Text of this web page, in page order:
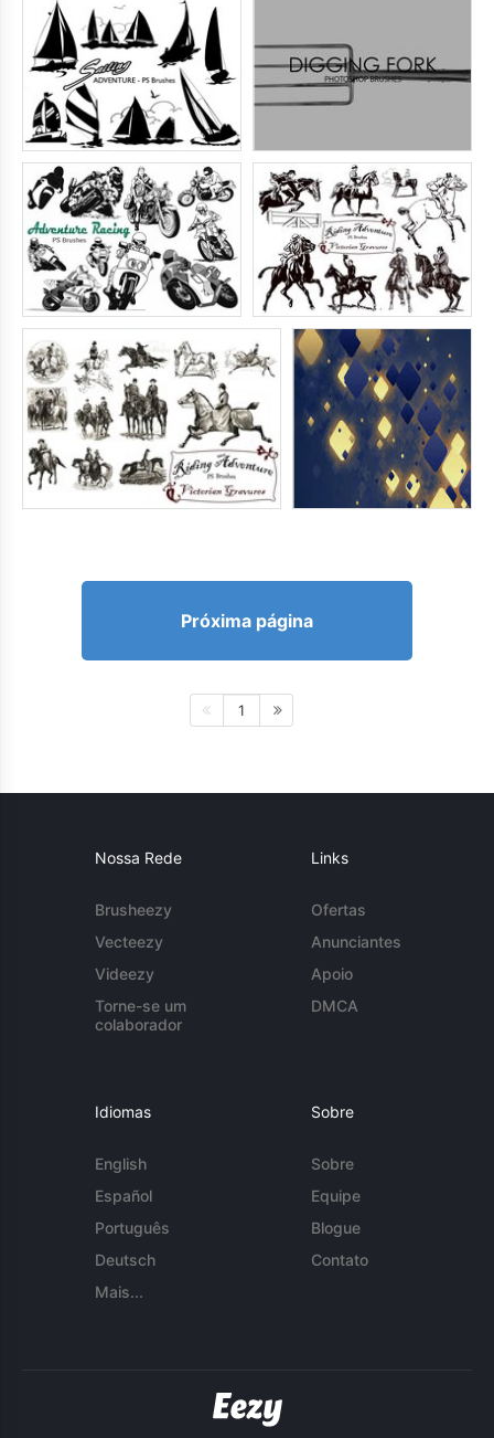
Próxima página
1
Nossa Rede
Brusheezy
Vecteezy
Videezy
Torne-se um
colaborador
Links
Ofertas
Anunciantes
Apoio
DMCA
Idiomas
English
Español
Português
Deutsch
Mais...
Sobre
Sobre
Equipe
Blogue
Contato